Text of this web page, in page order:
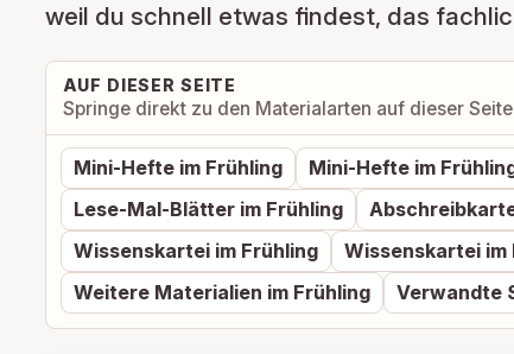
weil du schnell etwas findest, das
AUF DIESER SEITE
Springe direkt zu den Materialarten auf dieser
Mini-Hefte im Frühling Mini-Hefte im
Lese-Mal-Blätter im Frühling
Wissenskartei im Frühling
Wissenskartei im
Weitere Materialien im Frühling
Verwandte